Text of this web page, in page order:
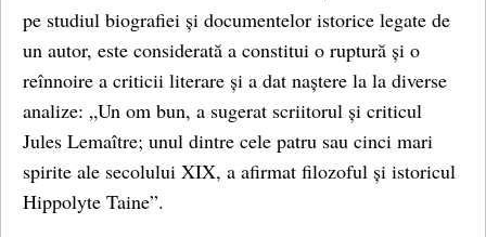
pe studiul biografiei și documentelor istorice legate de
un autor, este considerată a constitui o ruptură și o
reînnoire a criticii literare și a dat naștere la la diverse
analize: „Un om bun, a sugerat scriitorul și criticul
Jules Lemaître; unul dintre cele patru sau cinci mari
spirite ale secolului XIX, a afirmat filozoful și istoricul
Hippolyte Taine”.